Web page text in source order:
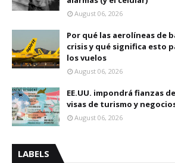
August 06, 2026
Por qué las aerolíneas de
crisis y qué significa esto
los vuelos
August 06, 2026
EE.UU. impondrá fianzas
visas de turismo y
August 06, 2026
LABELS